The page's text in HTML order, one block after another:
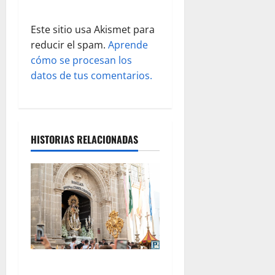
a
s
Este sitio usa Akismet para
reducir el spam. Aprende
cómo se procesan los
datos de tus comentarios.
HISTORIAS RELACIONADAS